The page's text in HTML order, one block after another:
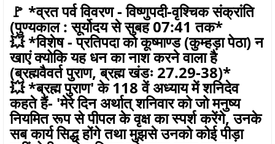
🚩 *व्रत पर्व विवरण - विष्णुपदी-वृश्चिक संक्रांति
(पुण्यकाल : सूर्योदय से सुबह 07:41 तक*
💥 *विशेष - प्रतिपदा को कूष्माण्ड (कुम्हड़ा पेठा) न
खाएं क्योकि यह धन का नाश करने वाला है
(ब्रह्मवैवर्त पुराण, ब्रह्म खंडः 27.29-38)*
💥 *ब्रह्म पुराण' के 118 वें अध्याय में शनिदेव
कहते हैं- 'मेरे दिन अर्थात् शनिवार को जो मनुष्य
नियमित रूप से पीपल के वृक्ष का स्पर्श करेंगे, उनके
सब कार्य सिद्ध होंगे तथा मुझसे उनको कोई पीड़ा